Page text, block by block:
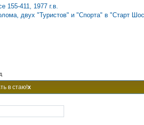
155-411, 1977 г.в.
двух "Туристов" и "Спорта" в "Старт
в стаю!x